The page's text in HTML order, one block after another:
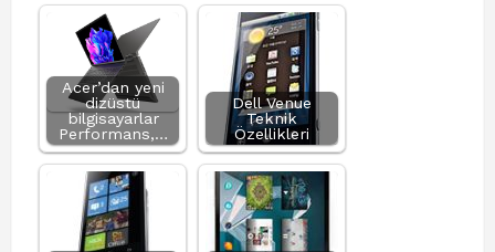
Acer’dan yeni
dizüstü
bilgisayarlar
Performans,…
Dell Venue
Teknik
Özellikleri